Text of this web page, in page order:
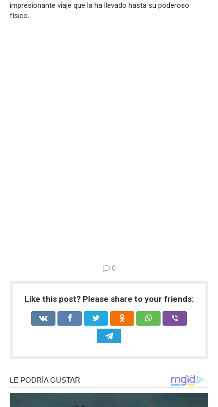
impresionante viaje que la ha llevado hasta su poderoso
físico.
0
Like this post? Please share to your friends: